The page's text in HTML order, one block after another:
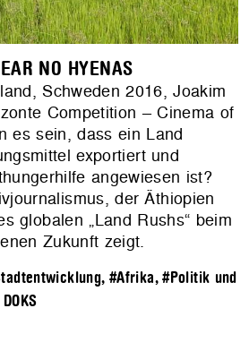
NO HYENAS
Schweden 2016, Joakim
Competition – Cinema of
es sein, dass ein Land
exportiert und
angewiesen ist?
der Äthiopien
globalen „Land Rushs“ beim
Zukunft zeigt.
, #Afrika,#Politik und